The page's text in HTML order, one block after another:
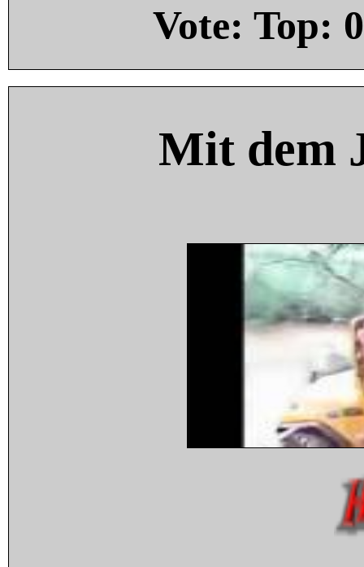
Vote: Top: 0
Mit dem